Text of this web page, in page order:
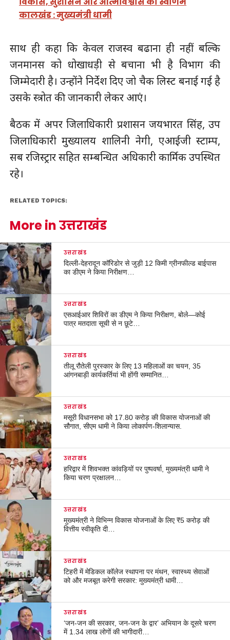
कालखंड : मुख्यमंत्री धामी
साथ ही कहा कि केवल राजस्व बढाना ही नहीं बल्कि
जनमानस को धोखाधड़ी से बचाना भी है विभाग की
जिम्मेदारी है। उन्होंने निर्देश दिए जो चैक लिस्ट बनाई गई है
उसके स्त्रोत की जानकारी लेकर आएं।
बैठक में अपर जिलाधिकारी प्रशासन जयभारत सिंह, उप
जिलाधिकारी मुख्यालय शालिनी नेगी, एआईजी स्टाम्प,
सब रजिस्ट्रार सहित सम्बन्धित अधिकारी कार्मिक उपस्थित
रहे।
RELATED TOPICS:
More in उत्तराखंड
उत्तराखंड
दिल्ली-देहरादून कॉरिडोर से जुड़ी 12 किमी ग्रीनफील्ड बाईपास
का डीएम ने किया निरीक्षण…
उत्तराखंड
एसआईआर शिविरों का डीएम ने किया निरीक्षण, बोले—कोई
पात्र मतदाता सूची से न छूटे…
उत्तराखंड
तीलू रौतेली पुरस्कार के लिए 13 महिलाओं का चयन, 35
आंगनबाड़ी कार्यकर्तियां भी होंगी सम्मानित…
उत्तराखंड
मसूरी विधानसभा को 17.80 करोड़ की विकास योजनाओं की
सौगात, सीएम धामी ने किया लोकार्पण-शिलान्यास.
उत्तराखंड
हरिद्वार में शिवभक्त कांवड़ियों पर पुष्पवर्षा, मुख्यमंत्री धामी ने
किया चरण प्रक्षालन…
उत्तराखंड
मुख्यमंत्री ने विभिन्न विकास योजनाओं के लिए ₹5 करोड़ की
वित्तीय स्वीकृति दी…
उत्तराखंड
टिहरी में मेडिकल कॉलेज स्थापना पर मंथन, स्वास्थ्य सेवाओं
को और मजबूत करेगी सरकार: मुख्यमंत्री धामी…
उत्तराखंड
‘जन-जन की सरकार, जन-जन के द्वार’ अभियान के दूसरे चरण
में 1.34 लाख लोगों की भागीदारी…